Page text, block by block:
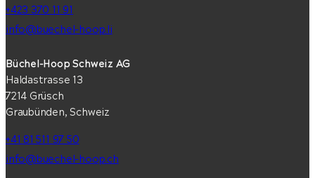
+423 370 11 91
info@buechel-hoop.li
Büchel-Hoop Schweiz AG
Haldastrasse 13
7214 Grüsch
Graubünden, Schweiz
+41 81 511 97 50
info@buechel-hoop.ch